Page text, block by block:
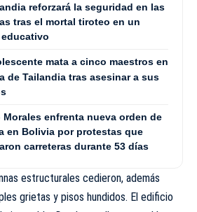
reforzará la seguridad en las
tras el mortal tiroteo en un
mata a cinco maestros en
de Tailandia tras asesinar a sus
Morales enfrenta nueva orden de
en Bolivia por protestas que
carreteras durante 53 días
estructurales cedieron, además
grietas y pisos hundidos. El edificio